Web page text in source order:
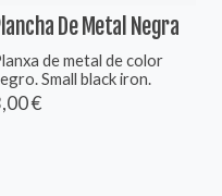
De Metal Negra
de metal de color
Small black iron.
€